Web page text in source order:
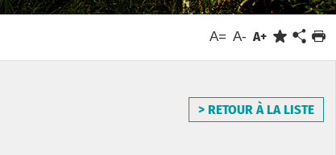
A= A- A+
> RETOUR À LA LISTE